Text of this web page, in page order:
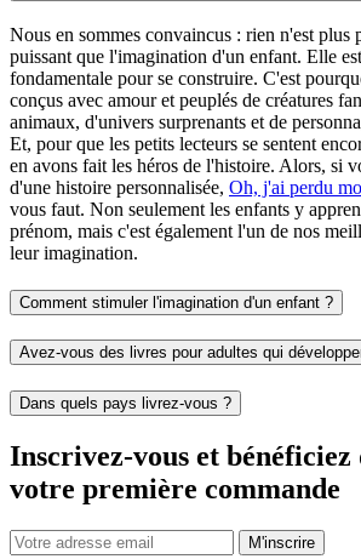
Nous en sommes convaincus : rien n'est plus
puissant que l'imagination d'un enfant. Elle
fondamentale pour se construire. C'est
conçus avec amour et peuplés de créatures
animaux, d'univers surprenants et de
Et, pour que les petits lecteurs se sentent
en avons fait les héros de l'histoire. Alors, si
d'une histoire personnalisée, Oh, j'ai perdu
vous faut. Non seulement les enfants y
prénom, mais c'est également l'un de nos
leur imagination.
Comment stimuler l'imagination d'un enfant ?
Avez-vous des livres pour adultes qui
Dans quels pays livrez-vous ?
Inscrivez-vous et bénéficiez
votre première commande
M'inscrire